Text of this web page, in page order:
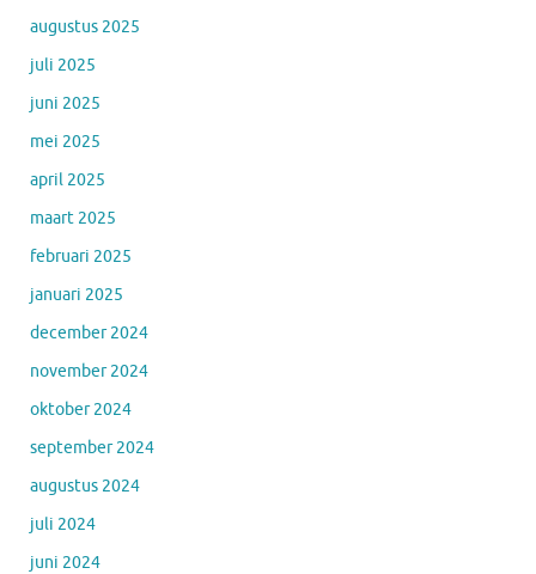
augustus 2025
juli 2025
juni 2025
mei 2025
april 2025
maart 2025
februari 2025
januari 2025
december 2024
november 2024
oktober 2024
september 2024
augustus 2024
juli 2024
juni 2024